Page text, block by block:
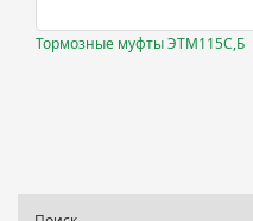
Тормозные муфты ЭТМ115С,Б